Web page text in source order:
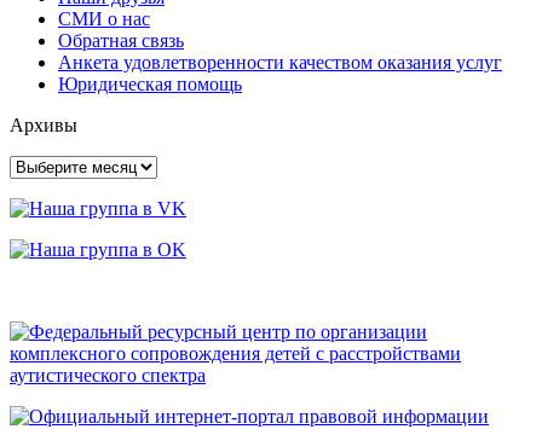
СМИ о нас
Обратная связь
Анкета удовлетворенности качеством оказания услуг
Юридическая помощь
Архивы
Архивы